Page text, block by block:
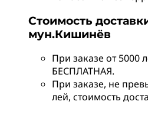
Стоимость
мун.Кишинёв
При заказе от 5000
БЕСПЛАТНАЯ.
При заказе, не
лей, стоимость